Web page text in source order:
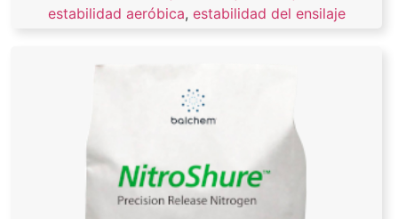
estabilidad aeróbica, estabilidad del ensilaje